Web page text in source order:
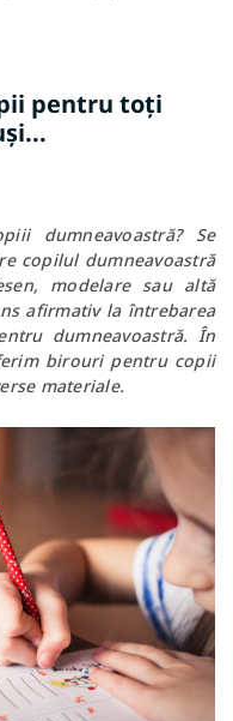
pentru toți
dumneavoastră? Se
copilul dumneavoastră
modelare sau altă
afirmativ la întrebarea
dumneavoastră. În
birouri pentru copii
materiale.